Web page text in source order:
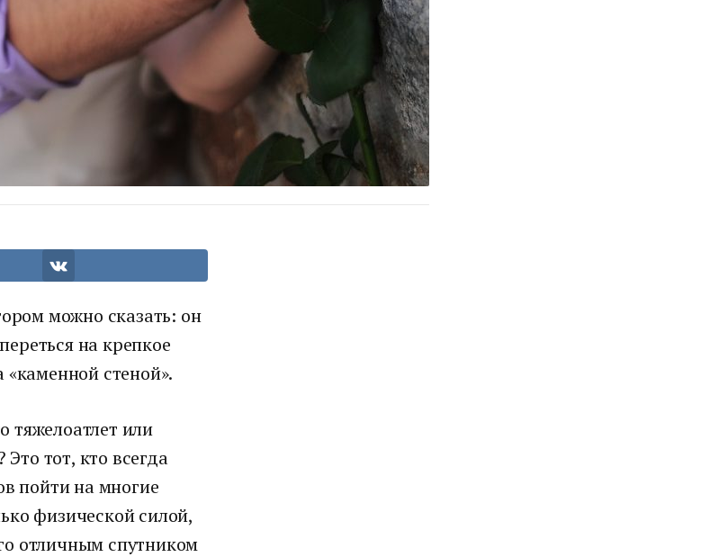
можно сказать: он
на крепкое
стеной».
тяжелоатлет или
тот, кто всегда
пойти на многие
физической силой,
отличным спутником